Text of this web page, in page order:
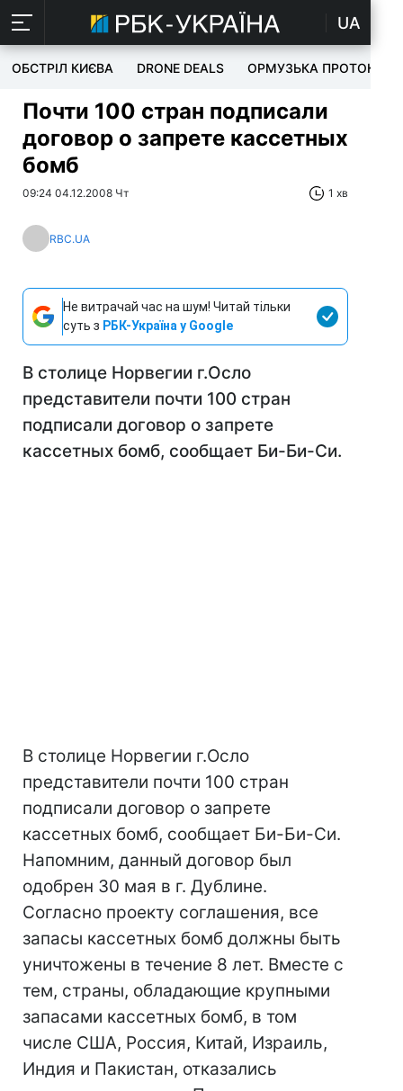
UA
ОБСТРІЛ КИЄВА DRONE DEALS ОРМУЗЬКА ПРОТОКА
Почти 100 стран подписали
договор о запрете кассетных
бомб
09:24 04.12.2008 Чт 1 хв
RBC.UA
Не витрачай час на шум! Читай тільки
суть з РБК-Україна у Google
В столице Норвегии г.Осло
представители почти 100 стран
подписали договор о запрете
кассетных бомб, сообщает Би-Би-Си.
В столице Норвегии г.Осло
представители почти 100 стран
подписали договор о запрете
кассетных бомб, сообщает Би-Би-Си.
Напомним, данный договор был
одобрен 30 мая в г. Дублине.
Согласно проекту соглашения, все
запасы кассетных бомб должны быть
уничтожены в течение 8 лет. Вместе с
тем, страны, обладающие крупными
запасами кассетных бомб, в том
числе США, Россия, Китай, Израиль,
Индия и Пакистан, отказались